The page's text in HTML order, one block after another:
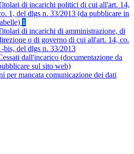
di incarichi politici di cui all'art. 14,
1, del dlgs n. 33/2013 (da pubblicare in
1
di incarichi di amministrazione, di
o di governo di cui all'art. 14, co.
bis, del dlgs n. 33/2013
dall'incarico (documentazione da
sul sito web)
per mancata comunicazione dei dati